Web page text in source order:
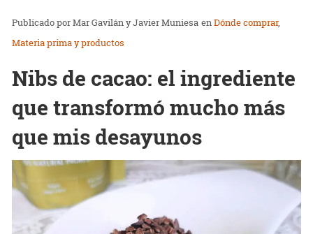
Mar Gavilán y Javier Muniesa enDónde comprar
Materia prima y productos
Nibs de cacao: el ingrediente
que transformó mucho más
que mis desayunos